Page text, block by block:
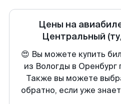
Цены на
Центральный
😍 Вы можете купить
из Вологды в Оренбург
Также вы можете
обратно, если уже